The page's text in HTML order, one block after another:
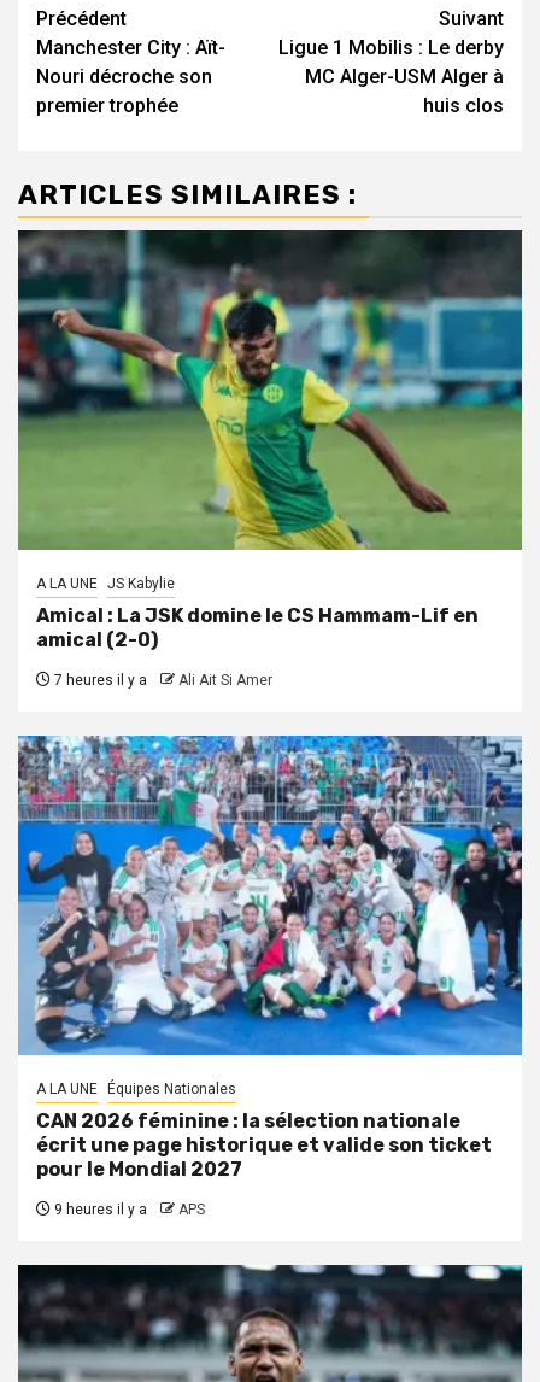
Navigation
d’article
Précédent
Manchester City : Aït-
Nouri décroche son
premier trophée
Suivant
Ligue 1 Mobilis : Le derby
MC Alger-USM Alger à
huis clos
ARTICLES SIMILAIRES :
A LA UNE JS Kabylie
Amical : La JSK domine le CS Hammam-Lif en
amical (2-0)
7 heures il y a Ali Ait Si Amer
A LA UNE Équipes Nationales
CAN 2026 féminine : la sélection nationale
écrit une page historique et valide son ticket
pour le Mondial 2027
9 heures il y a APS